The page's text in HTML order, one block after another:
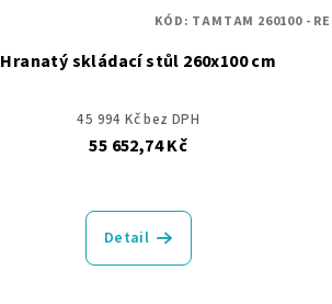
Hranatý skládací stůl 260x100 cm
45 994 Kč bez DPH
55 652,74 Kč
Detail
KÓD: TAMTAM 260100 -